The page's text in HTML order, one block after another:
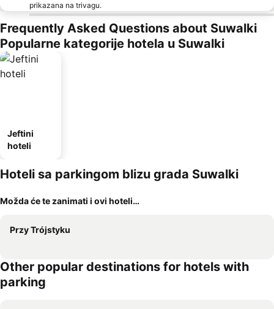
prikazana na trivagu.
Frequently Asked Questions about Suwalki
Popularne kategorije hotela u Suwalki
Jeftini
hoteli
Hoteli sa parkingom blizu grada Suwalki
Možda će te zanimati i ovi hoteli…
Przy Trójstyku
Other popular destinations for hotels with
parking